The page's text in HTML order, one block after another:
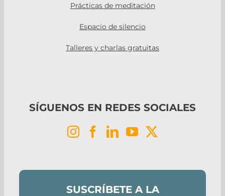
Prácticas de meditación
Espacio de silencio
Talleres y charlas gratuitas
SÍGUENOS EN REDES SOCIALES
SUSCRÍBETE A LA